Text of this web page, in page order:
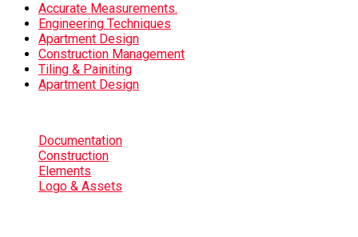
Accurate Measurements.
Engineering Techniques
Apartment Design
Construction Management
Tiling & Painiting
Apartment Design
Documentation
Construction
Elements
Logo & Assets